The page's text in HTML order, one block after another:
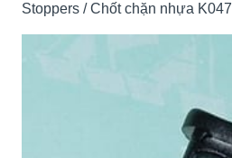
Stoppers / Chốt chặn nhựa K047